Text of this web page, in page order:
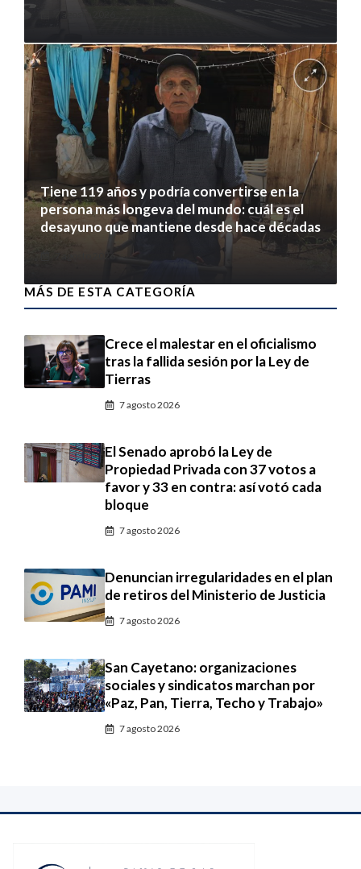
Tiene 119 años y podría convertirse en la
persona más longeva del mundo: cuál es el
desayuno que mantiene desde hace décadas
MÁS DE ESTA CATEGORÍA
Crece el malestar en el oficialismo
tras la fallida sesión por la Ley de
Tierras
7 agosto 2026
El Senado aprobó la Ley de
Propiedad Privada con 37 votos a
favor y 33 en contra: así votó cada
bloque
7 agosto 2026
Denuncian irregularidades en el plan
de retiros del Ministerio de Justicia
7 agosto 2026
San Cayetano: organizaciones
sociales y sindicatos marchan por
«Paz, Pan, Tierra, Techo y Trabajo»
7 agosto 2026